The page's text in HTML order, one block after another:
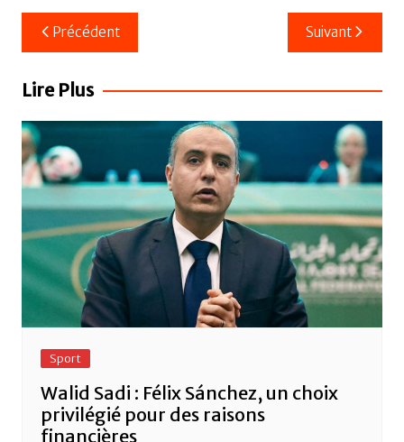
c
e
b
o
k
itt
er
ail
A
p
er
Navigation
de
l’article
Précédent Suivant
Lire Plus
Sport
Walid Sadi : Félix Sánchez, un choix
privilégié pour des raisons
financières